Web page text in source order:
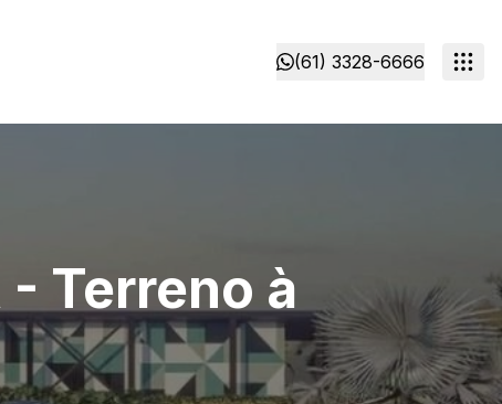
(61) 3328-6666
- Terreno à